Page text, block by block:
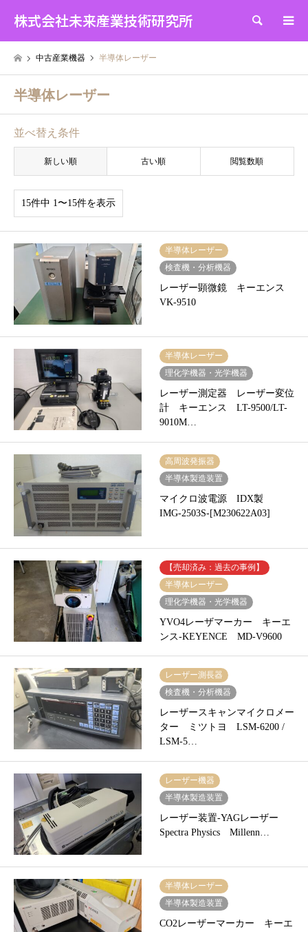
株式会社未来産業技術研究所 検索
中古産業機器 半導体レーザー
半導体レーザー
並べ替え条件
新しい順 古い順 閲覧数順
15件中 1〜15件を表示
半導体レーザー
検査機・分析機器
レーザー顕微鏡 キーエンス
VK-9510
半導体レーザー
理化学機器・光学機器
レーザー測定器 レーザー変位
計 キーエンス LT-9500/LT-
9010M…
高周波発振器
半導体製造装置
マイクロ波電源 IDX製
IMG-2503S-[M230622A03]
【売却済み：過去の事例】
半導体レーザー
理化学機器・光学機器
YVO4レーザマーカー キーエ
ンス-KEYENCE MD-V9600
レーザー測長器
検査機・分析機器
レーザースキャンマイクロメー
ター ミツトヨ LSM-6200 /
LSM-5…
レーザー機器
半導体製造装置
レーザー装置-YAGレーザー
Spectra Physics Millenn…
半導体レーザー
半導体製造装置
CO2レーザーマーカー キーエ